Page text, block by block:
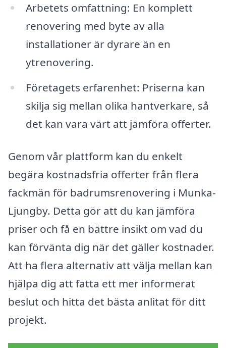
Arbetets omfattning: En komplett
renovering med byte av alla
installationer är dyrare än en
ytrenovering.
Företagets erfarenhet: Priserna kan
skilja sig mellan olika hantverkare, så
det kan vara värt att jämföra offerter.
Genom vår plattform kan du enkelt
begära kostnadsfria offerter från flera
fackmän för badrumsrenovering i Munka-
Ljungby. Detta gör att du kan jämföra
priser och få en bättre insikt om vad du
kan förvänta dig när det gäller kostnader.
Att ha flera alternativ att välja mellan kan
hjälpa dig att fatta ett mer informerat
beslut och hitta det bästa anlitat för ditt
projekt.